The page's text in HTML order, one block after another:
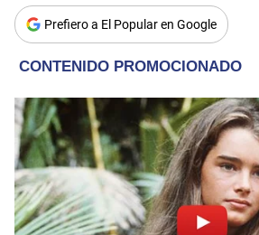
Prefiero a El Popular en Google